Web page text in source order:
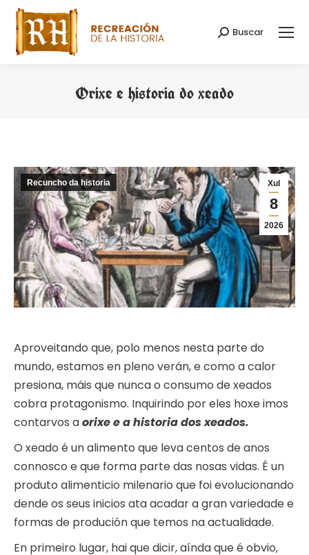
Search:
Buscar
Orixe e historia do xeado
Xul
8
2026
Recuncho da historia
Aproveitando que, polo menos nesta parte do
mundo, estamos en pleno verán, e como a calor
presiona, máis que nunca o consumo de xeados
cobra protagonismo. Inquirindo por eles hoxe imos
contarvos aorixe e a historia dos xeados.
O xeado é un alimento que leva centos de anos
connosco e que forma parte das nosas vidas. É un
produto alimenticio milenario que foi evolucionando
dende os seus inicios ata acadar a gran variedade e
formas de produción que temos na actualidade.
En primeiro lugar, hai que dicir, aínda que é obvio,